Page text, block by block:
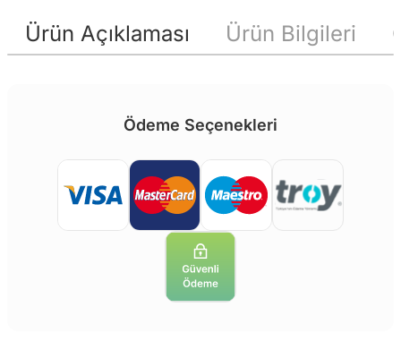
Ürün Açıklaması Ürün Bilgileri
Ödeme Seçenekleri